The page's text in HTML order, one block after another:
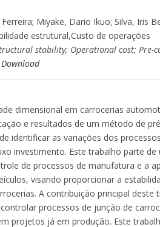
Miyake, Dario Ikuo; Silva, Iris
estrutural,Custo de operações
stability; Operational cost; Pre-
Download
dimensional em carrocerias
e resultados de um método de
identificar as variações dos
investimento. Este trabalho parte
de processos de manufatura e a
visando proporcionar a
A contribuição principal deste
processos de junção de
projetos já em produção. Este